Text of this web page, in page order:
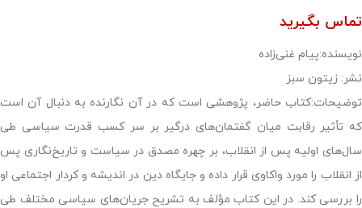
تماس بگیرید
نویسنده:پیام غنی‌زاده
نشر: زیتون سبز
توضیحات:کتاب حاضر، پژوهشی است که در آن نگارنده به دنبال آن است
که تأثیر رقابت میان گفتمان‌های درگیر بر سر کسب قدرت سیاسی طی
سال‌های اولیه پس از انقلاب، بر چهره مصدق در سیاست و تاریخ‌نگاری پس
از انقلاب را مورد واکاوی قرار داده و جایگاه دین در اندیشه و کردار اجتماعی او
را بررسی کند. در این کتاب مؤلف به تشریح جریان‌های سیاسی مختلف طی